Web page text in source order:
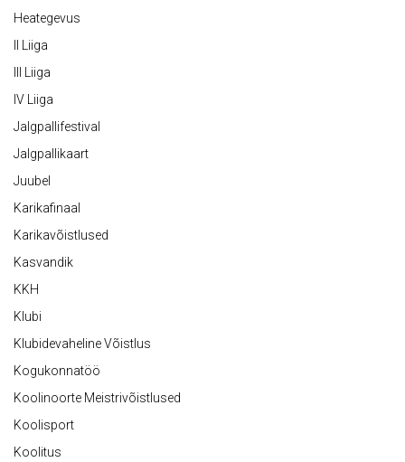
Heategevus
II Liiga
III Liiga
IV Liiga
Jalgpallifestival
Jalgpallikaart
Juubel
Karikafinaal
Karikavõistlused
Kasvandik
KKH
Klubi
Klubidevaheline Võistlus
Kogukonnatöö
Koolinoorte Meistrivõistlused
Koolisport
Koolitus